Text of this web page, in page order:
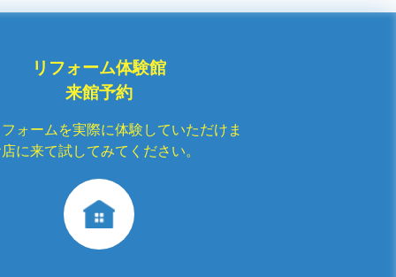
リフォーム体験館
来館予約
ォームを実際に体験していただけま
に来て試してみてください。